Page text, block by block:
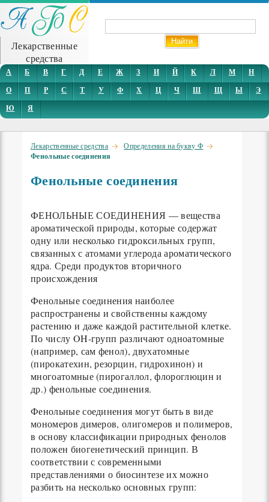
Лекарственные
средства
А Б В Г Д Е Ж З И Й К Л М
Н
О
П Р С Т У Ф Х Ц Ч Ш Щ Ы
Э
Ю
Я
Лекарственные средства Определения на букву Ф
Фенольные соединения
Фенольные соединения
ФЕНОЛЬНЫЕ СОЕДИНЕНИЯ — вещества
ароматической природы, которые содержат
одну или несколько гидроксильных групп,
связанных с атомами углерода ароматического
ядра. Среди продуктов вторичного
происхождения
Фенольные соединения наиболее
распространены и свойственны каждому
растению и даже каждой растительной клетке.
По числу OH-групп различают одноатомные
(например, сам фенол), двухатомные
(пирокатехин, резорцин, гидрохинон) и
многоатомные (пирогаллол, флороглюцин и
др.) фенольные соединения.
Фенольные соединения могут быть в виде
мономеров димеров, олигомеров и полимеров,
в основу классификации природных фенолов
положен биогенетический принцип. В
соответствии с современными
представлениями о биосинтезе их можно
разбить на несколько основных групп: